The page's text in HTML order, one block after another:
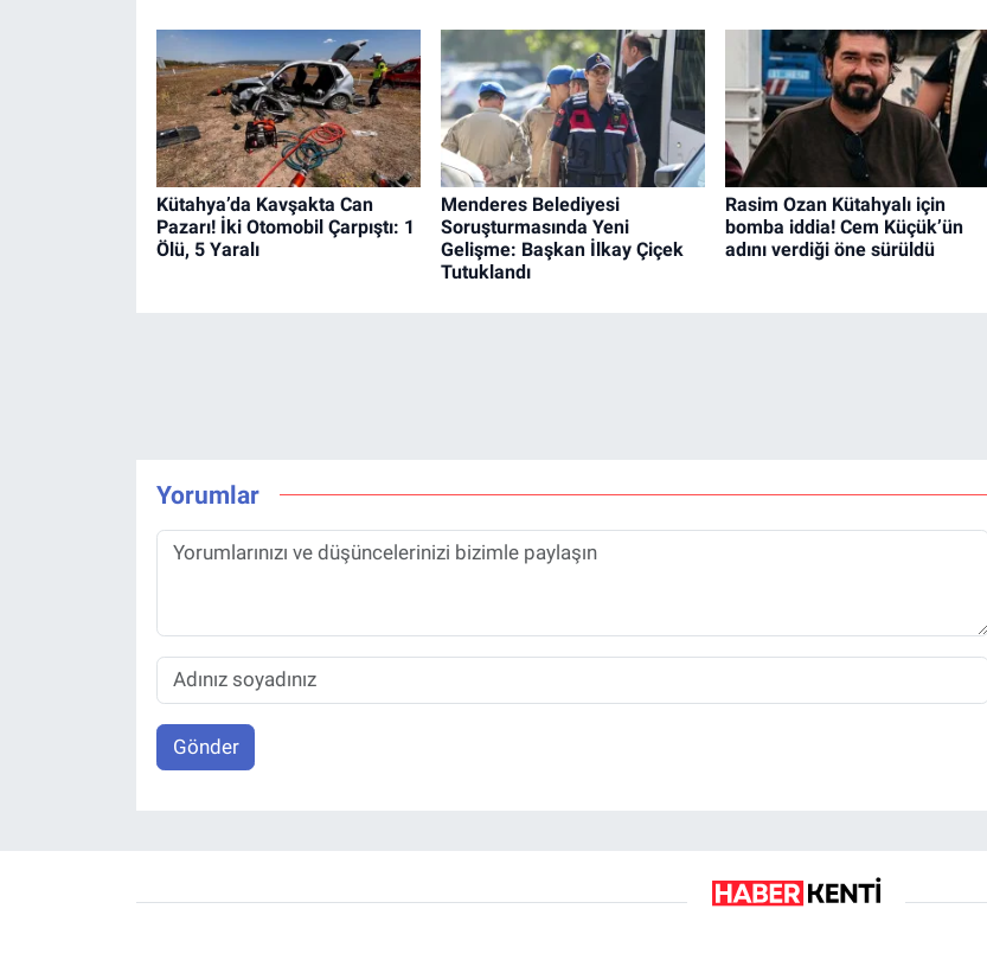
Kütahya’da Kavşakta Can
Pazarı! İki Otomobil Çarpıştı: 1
Ölü, 5 Yaralı
Menderes Belediyesi
Soruşturmasında Yeni
Gelişme: Başkan İlkay Çiçek
Tutuklandı
Rasim Ozan Kütahyalı için
bomba iddia! Cem Küçük’ün
adını verdiği öne sürüldü
Yorumlar
Gönder